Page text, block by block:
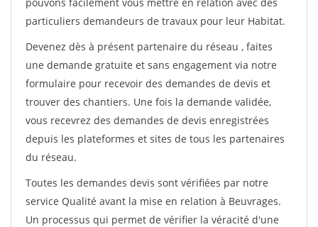
particuliers demandeurs de travaux pour leur Habitat.
Devenez dès à présent partenaire du réseau , faites
une demande gratuite et sans engagement via notre
formulaire pour recevoir des demandes de devis et
trouver des chantiers. Une fois la demande validée,
vous recevrez des demandes de devis enregistrées
depuis les plateformes et sites de tous les partenaires
du réseau.
Toutes les demandes devis sont vérifiées par notre
service Qualité avant la mise en relation à Beuvrages.
Un processus qui permet de vérifier la véracité d'une